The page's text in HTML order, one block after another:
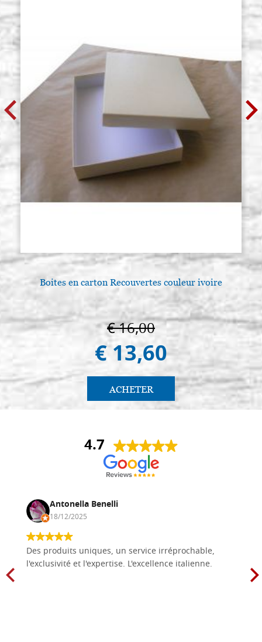
Boites en carton Recouvertes couleur ivoire
€ 16,00
€ 13,60
ACHETER
4.7
Antonella Benelli
18/12/2025
Des produits uniques, un service irréprochable,
l'exclusivité et l'expertise. L'excellence italienne.